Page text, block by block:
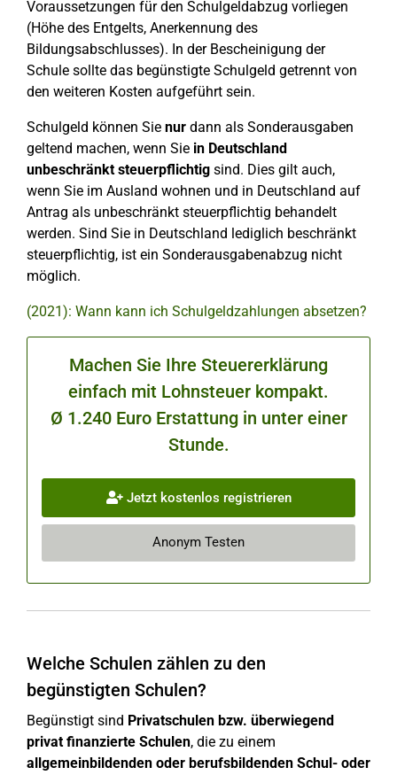
Voraussetzungen für den Schulgeldabzug vorliegen
(Höhe des Entgelts, Anerkennung des
Bildungsabschlusses). In der Bescheinigung der
Schule sollte das begünstigte Schulgeld getrennt von
den weiteren Kosten aufgeführt sein.
Schulgeld können Sie nur dann als Sonderausgaben
geltend machen, wenn Sie in Deutschland
unbeschränkt steuerpflichtig sind. Dies gilt auch,
wenn Sie im Ausland wohnen und in Deutschland auf
Antrag als unbeschränkt steuerpflichtig behandelt
werden. Sind Sie in Deutschland lediglich beschränkt
steuerpflichtig, ist ein Sonderausgabenabzug nicht
möglich.
(2021): Wann kann ich Schulgeldzahlungen absetzen?
Machen Sie Ihre Steuererklärung
einfach mit Lohnsteuer kompakt.
Ø 1.240 Euro Erstattung in unter einer
Stunde.
Jetzt kostenlos registrieren
Anonym Testen
Welche Schulen zählen zu den
begünstigten Schulen?
Begünstigt sind Privatschulen bzw. überwiegend
privat finanzierte Schulen, die zu einem
allgemeinbildenden oder berufsbildenden Schul- oder